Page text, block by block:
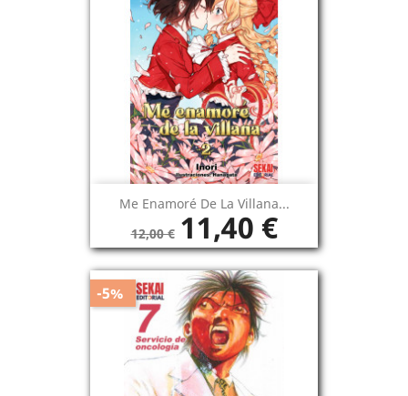
Me Enamoré De La Villana...
12,00 € 11,40 €
-5%